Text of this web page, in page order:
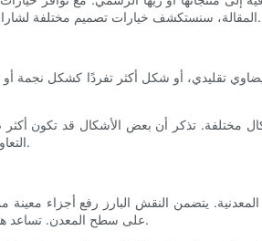
المقالة، سنستكشف خيارات تصميم مختلفة لشارات الشعارات المعدنية بالجملة، ونقدم نصائح لاختيار الأنسب لشركتك.
تقليدي، أو شكل أكثر تفردًا كشكل نجمة أو
مختلفة. تذكر أن بعض الأشكال قد تكون
التعاون الوثيق مع الشركة المصنعة لضمان أن يلبي المنتج النهائي توقعاتك.
يتضمن النقش البارز رفع أجزاء معينة
على سطح المعدن. تساعد هذه التقنيات على جعل شارتك أكثر جاذبية بصريًا وتمنحها مظهرًا راقيًا.